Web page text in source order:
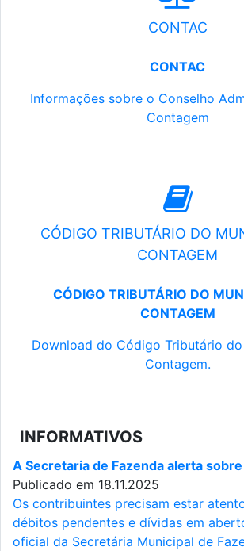
CONTAC
CONTAC
Informações sobre o Conselho
Contagem
CÓDIGO TRIBUTÁRIO DO
CONTAGEM
CÓDIGO TRIBUTÁRIO DO
CONTAGEM
Download do Código Tributário
Contagem.
INFORMATIVOS
A Secretaria de Fazenda alerta sobre
Publicado em 18.11.2025
Os contribuintes precisam estar
débitos pendentes e dívidas em
oficial da Secretária Municipal de